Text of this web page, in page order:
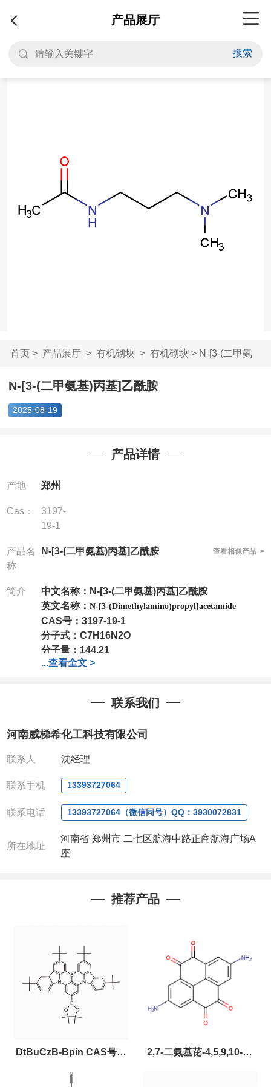
产品展厅
搜索
首页> 产品展厅> 有机砌块> 有机砌块> N-[3-(二甲氨
基)丙基]乙酰胺
N-[3-(二甲氨基)丙基]乙酰胺
2025-08-19
产品详情
产地 郑州
Cas：
3197-
19-1
产品名
称
N-[3-(二甲氨基)丙基]乙酰胺 查看相似产品 >
简介
中文名称：N-[3-(二甲氨基)丙基]乙酰胺
英文名称： N-[3-(Dimethylamino)propyl]acetamide
CAS号： 3197-19-1
分子式： C7H16N2O
分子量： 144.21
包装：1Mg ; 5Mg;10Mg ;100Mg;250Mg ;500Mg
作中有用到的试剂,欢迎前来询购,如若出现质量问题,
63377391/13393727064
QQ:3930072831
:13393727064
联系人: 沈晓东(欢迎致电,或QQ、微信联系)
...查看全文 >
联系我们
河南威梯希化工科技有限公司
联系人 沈经理
联系手机 13393727064
联系电话 13393727064（微信同号）QQ：3930072831
所在地址
河南省 郑州市 二七区航海中路正商航海广场A
座
推荐产品
DtBuCzB-Bpin CAS号：
2643331-97-7
2,7-二氨基芘-4,5,9,10-四